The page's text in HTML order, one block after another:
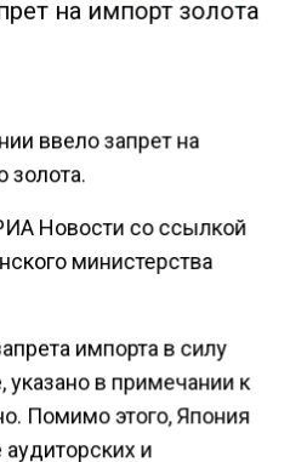
на импорт золота
ввело запрет на
золота.
Новости со ссылкой
министерства
импорта в силу
указано в примечании к
Помимо этого, Япония
аудиторских и